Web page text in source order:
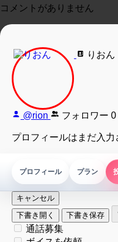
コメントがありません
りおん
@rion フォロワー 0
プロフィールはまだ入力
プロフィール プラン
仕事依頼DM
キャンセル
下書き開く
下書き保存
通話募集